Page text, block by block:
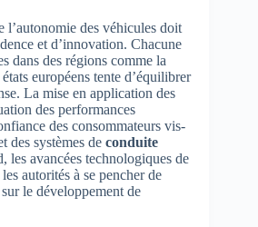
l’autonomie des véhicules doit
et d’innovation. Chacune
dans des régions comme la
européens tente d’équilibrer
La mise en application des
des performances
des consommateurs vis-
des systèmes de conduite
les avancées technologiques de
autorités à se pencher de
le développement de